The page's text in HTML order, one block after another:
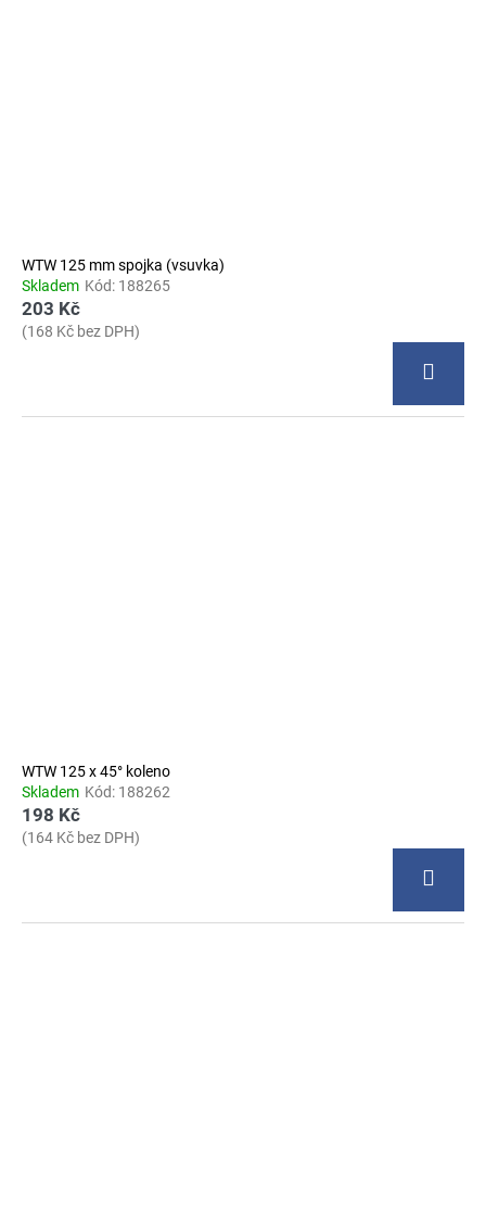
WTW 125 mm spojka (vsuvka)
Skladem Kód: 188265
203 Kč
(168 Kč bez DPH)
WTW 125 x 45° koleno
Skladem Kód: 188262
198 Kč
(164 Kč bez DPH)